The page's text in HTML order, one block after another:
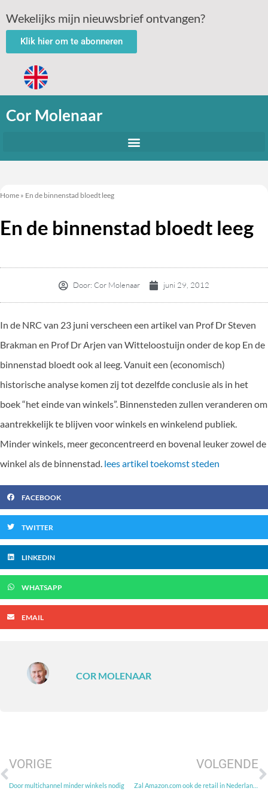
Wekelijks mijn nieuwsbrief ontvangen?
Klik hier om te abonneren
Cor Molenaar
Home » En de binnenstad bloedt leeg
En de binnenstad bloedt leeg
Door: Cor Molenaar juni 29, 2012
In de NRC van 23 juni verscheen een artikel van Prof Dr Steven
Brakman en Prof Dr Arjen van Witteloostuijn onder de kop En de
binnenstad bloedt ook al leeg. Vanuit een (economisch)
historische analyse komen zij tot dezelfde conclusie als in het
boek “het einde van winkels”. Binnensteden zullen veranderen om
aantrekkelijk te blijven voor winkels en winkelend publiek.
Minder winkels, meer geconcentreerd en bovenal leuker zowel de
winkel als de binnenstad. lees artikel toekomst steden
FACEBOOK
TWITTER
LINKEDIN
WHATSAPP
EMAIL
COR MOLENAAR
VORIGE
Door multichannel minder winkels nodig
VOLGENDE
Zal Amazon.com ook de retail in Nederland veranderen?